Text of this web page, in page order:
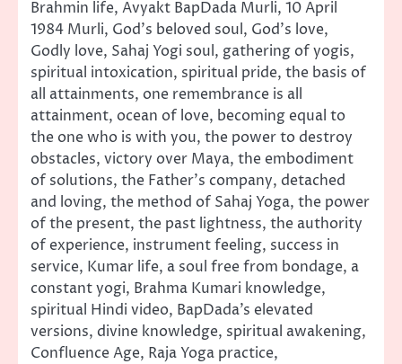
Brahmin life, Avyakt BapDada Murli, 10 April
1984 Murli, God’s beloved soul, God’s love,
Godly love, Sahaj Yogi soul, gathering of yogis,
spiritual intoxication, spiritual pride, the basis of
all attainments, one remembrance is all
attainment, ocean of love, becoming equal to
the one who is with you, the power to destroy
obstacles, victory over Maya, the embodiment
of solutions, the Father’s company, detached
and loving, the method of Sahaj Yoga, the power
of the present, the past lightness, the authority
of experience, instrument feeling, success in
service, Kumar life, a soul free from bondage, a
constant yogi, Brahma Kumari knowledge,
spiritual Hindi video, BapDada’s elevated
versions, divine knowledge, spiritual awakening,
Confluence Age, Raja Yoga practice,